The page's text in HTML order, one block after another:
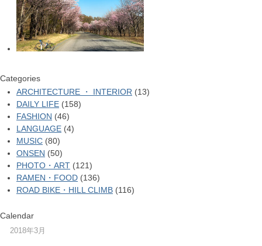
Categories
ARCHITECTURE ・ INTERIOR (13)
DAILY LIFE (158)
FASHION (46)
LANGUAGE (4)
MUSIC (80)
ONSEN (50)
PHOTO・ART (121)
RAMEN・FOOD (136)
ROAD BIKE・HILL CLIMB (116)
Calendar
2018年3月